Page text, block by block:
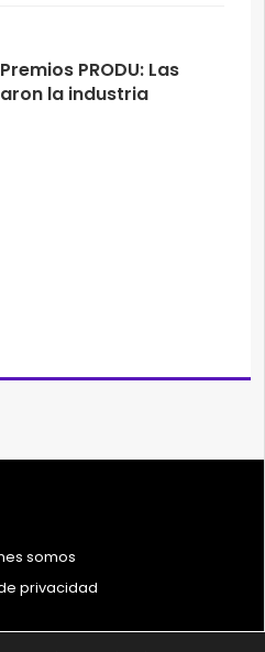
PRODU: Las
la industria
somos
privacidad